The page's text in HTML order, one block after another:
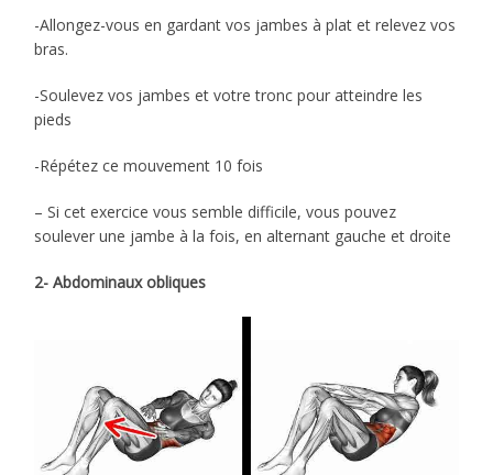
-Allongez-vous en gardant vos jambes à plat et relevez vos
bras.
-Soulevez vos jambes et votre tronc pour atteindre les
pieds
-Répétez ce mouvement 10 fois
– Si cet exercice vous semble difficile, vous pouvez
soulever une jambe à la fois, en alternant gauche et droite
2- Abdominaux obliques